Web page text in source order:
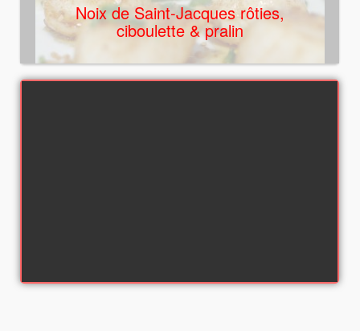
Noix de Saint-Jacques rôties,
ciboulette & pralin